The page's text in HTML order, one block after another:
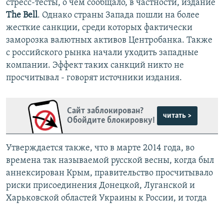
стресс-тесты, о чем сообщало, в частности, издание
The Bell. Однако страны Запада пошли на более
жесткие санкции, среди которых фактически
заморозка валютных активов Центробанка. Также
с российского рынка начали уходить западные
компании. Эффект таких санкций никто не
просчитывал - говорят источники издания.
Сайт заблокирован?
Обойдите блокировку!
читать >
Утверждается также, что в марте 2014 года, во
времена так называемой русской весны, когда был
аннексирован Крым, правительство просчитывало
риски присоединения Донецкой, Луганской и
Харьковской областей Украины к России, и тогда